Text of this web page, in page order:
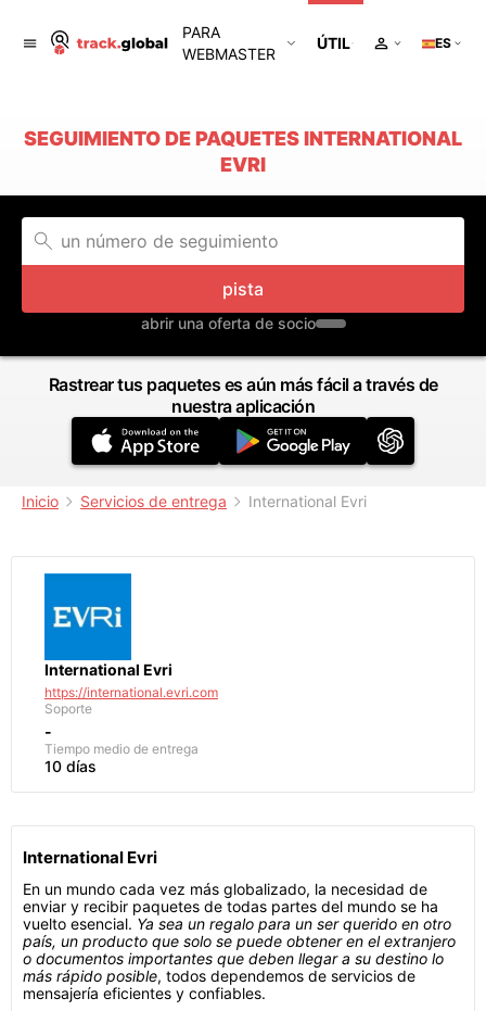
PARA
WEBMASTER
ÚTIL ES
SEGUIMIENTO DE PAQUETES INTERNATIONAL
EVRI
pista
abrir una oferta de socio
Rastrear tus paquetes es aún más fácil a través de
nuestra aplicación
Inicio Servicios de entrega International Evri
International Evri
https://international.evri.com
Soporte
-
Tiempo medio de entrega
10 días
International Evri
En un mundo cada vez más globalizado, la necesidad de
enviar y recibir paquetes de todas partes del mundo se ha
vuelto esencial. Ya sea un regalo para un ser querido en otro
país, un producto que solo se puede obtener en el extranjero
o documentos importantes que deben llegar a su destino lo
más rápido posible, todos dependemos de servicios de
mensajería eficientes y confiables.